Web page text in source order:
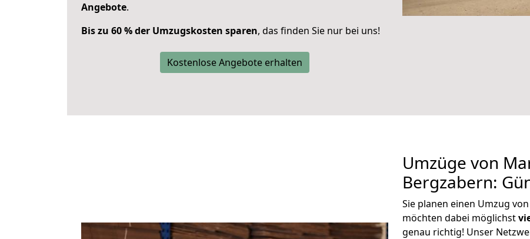
Angebote.
Bis zu 60 % der Umzugskosten sparen, das finden Sie nur bei uns!
Kostenlose Angebote erhalten
Umzüge von
Bergzabern:
Sie planen einen Umzug
möchten dabei möglichst
genau richtig! Unser